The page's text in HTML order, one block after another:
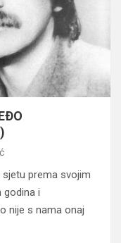
prema svojim
godina i
nije s nama onaj